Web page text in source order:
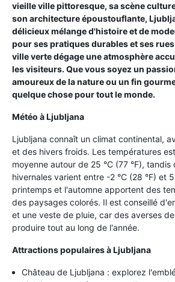
vieille ville pittoresque, sa scène
son architecture époustouflante,
délicieux mélange d'histoire et de
pour ses pratiques durables et ses
ville verte dégage une atmosphère
les visiteurs. Que vous soyez un
amoureux de la nature ou un fin
quelque chose pour tout le monde.
Météo à Ljubljana
Ljubljana connaît un climat continental,
et des hivers froids. Les températures
moyenne autour de 25 °C (77 °F),
hivernales varient entre -2 °C (28 °F) et 5
printemps et l'automne apportent des
des paysages colorés. Il est conseillé
et une veste de pluie, car des averses
produire tout au long de l'année.
Attractions populaires à Ljubljana
Château de Ljubljana : explorez